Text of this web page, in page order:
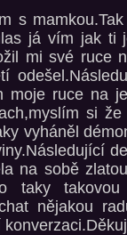
s
já vím jak ti
mi své ruce
moje ruce na
si
vyháněl
na sobě
taky
nějakou